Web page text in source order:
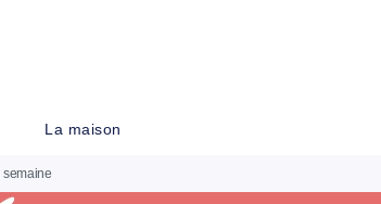
La maison
semaine